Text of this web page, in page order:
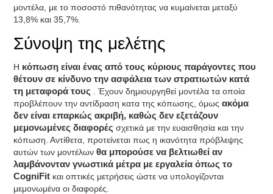
μοντέλα, με το ποσοστό πιθανότητας να κυμαίνεται μεταξύ
13,8% και 35,7%.
Σύνοψη της μελέτης
Η κόπωση είναι ένας από τους κύριους παράγοντες που
θέτουν σε κίνδυνο την ασφάλεια των στρατιωτών κατά
τη μεταφορά τους
. Έχουν δημιουργηθεί μοντέλα τα οποία
προβλέπουν την αντίδραση κατα της κόπωσης, όμωςακόμα
δεν είναι επαρκώς ακριβή, καθώς δεν εξετάζουν
μεμονωμένες διαφορέςσχετικά με την ευαισθησία και την
κόπωση. Αντίθετα, προτείνεται πως η ικανότητα πρόβλεψης
αυτών των μοντέλωνθα μπορούσε να βελτιωθεί αν
λαμβάνονταν γνωστικά μέτρα με εργαλεία όπως το
CogniFit και οπτικές μετρήσεις ώστε να υπολογίζονται
μεμονωμένα οι διαφορές.